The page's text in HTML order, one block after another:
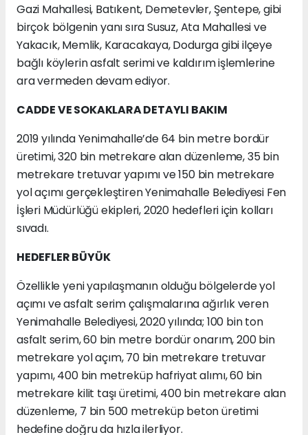
Gazi Mahallesi, Batıkent, Demetevler, Şentepe, gibi
birçok bölgenin yanı sıra Susuz, Ata Mahallesi ve
Yakacık, Memlik, Karacakaya, Dodurga gibi ilçeye
bağlı köylerin asfalt serimi ve kaldırım işlemlerine
ara vermeden devam ediyor.
CADDE VE SOKAKLARA DETAYLI BAKIM
2019 yılında Yenimahalle’de 64 bin metre bordür
üretimi, 320 bin metrekare alan düzenleme, 35 bin
metrekare tretuvar yapımı ve 150 bin metrekare
yol açımı gerçekleştiren Yenimahalle Belediyesi Fen
İşleri Müdürlüğü ekipleri, 2020 hedefleri için kolları
sıvadı.
HEDEFLER BÜYÜK
Özellikle yeni yapılaşmanın olduğu bölgelerde yol
açımı ve asfalt serim çalışmalarına ağırlık veren
Yenimahalle Belediyesi, 2020 yılında; 100 bin ton
asfalt serim, 60 bin metre bordür onarım, 200 bin
metrekare yol açım, 70 bin metrekare tretuvar
yapımı, 400 bin metreküp hafriyat alımı, 60 bin
metrekare kilit taşı üretimi, 400 bin metrekare alan
düzenleme, 7 bin 500 metreküp beton üretimi
hedefine doğru da hızla ilerliyor.